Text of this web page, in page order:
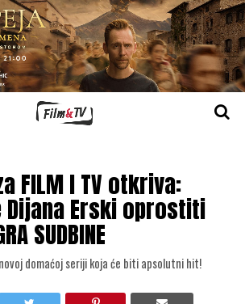
FILM I TV otkriva:
Dijana Erski oprostiti
SUDBINE
domaćoj seriji koja će biti apsolutni hit!